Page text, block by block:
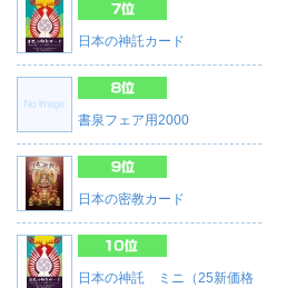
日本の神託カード
書泉フェア用2000
日本の密教カード
日本の神託 ミニ（25新価格